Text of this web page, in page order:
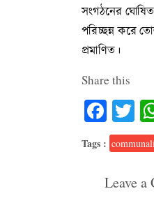
সংগঠনের
পরিচ্ছন্ন করে
প্রমাণিত।
Share this
Tags :
Leave a